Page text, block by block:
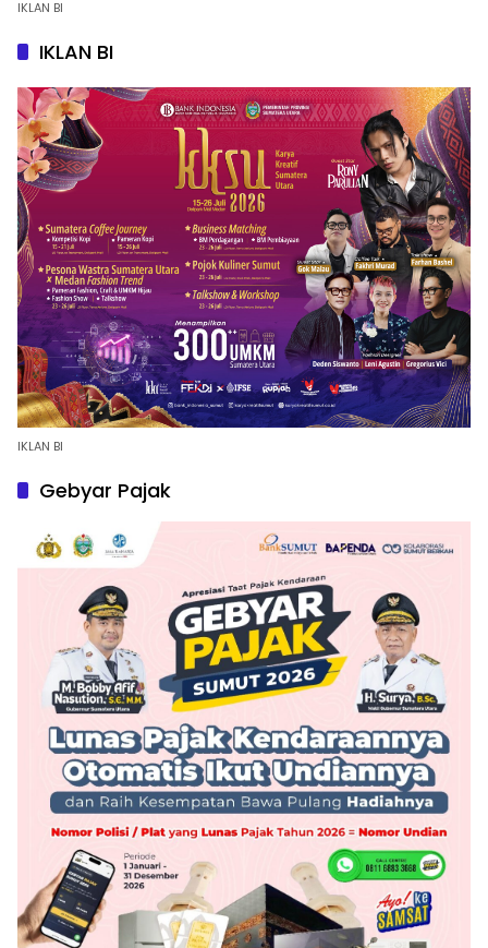
IKLAN BI
IKLAN BI
IKLAN BI
Gebyar Pajak